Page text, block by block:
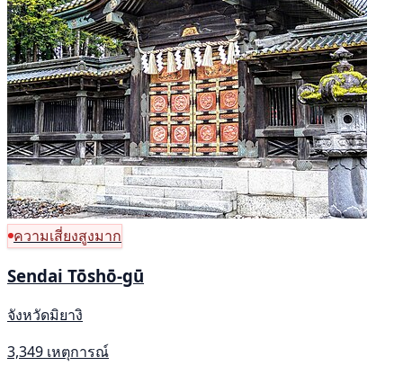
ความเสี่ยงสูงมาก
Sendai Tōshō-gū
จังหวัดมิยางิ
3,349 เหตุการณ์